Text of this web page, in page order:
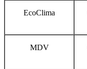
EcoClima
MDV